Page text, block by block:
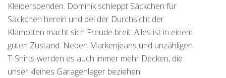
Kleiderspenden. Dominik schleppt Säckchen für
Säckchen herein und bei der Durchsicht der
Klamotten macht sich Freude breit: Alles ist in einem
guten Zustand. Neben Markenjeans und unzähligen
T-Shirts werden es auch immer mehr Decken, die
unser kleines Garagenlager beziehen.